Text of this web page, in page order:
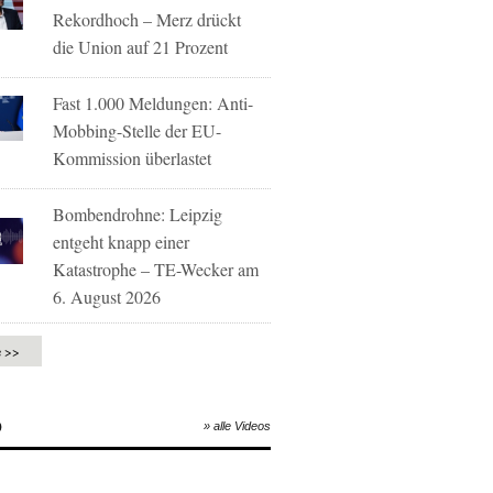
Rekordhoch – Merz drückt
die Union auf 21 Prozent
Fast 1.000 Meldungen: Anti-
Mobbing-Stelle der EU-
Kommission überlastet
Bombendrohne: Leipzig
entgeht knapp einer
Katastrophe – TE-Wecker am
6. August 2026
>>
» alle Videos